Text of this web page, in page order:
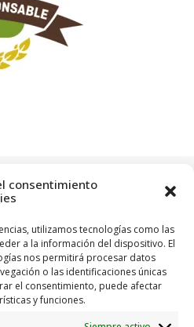
consentimiento
utilizamos tecnologías como las
a la información del dispositivo. El
nos permitirá procesar datos
o las identificaciones únicas
el consentimiento, puede afectar
y funciones.
que descubrir"Blog ⬇️⬇️